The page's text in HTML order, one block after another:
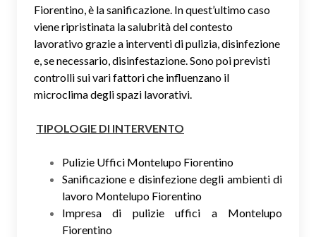
Fiorentino, è la sanificazione. In quest’ultimo caso
viene ripristinata la salubrità del contesto
lavorativo grazie a interventi di pulizia, disinfezione
e, se necessario, disinfestazione. Sono poi previsti
controlli sui vari fattori che influenzano il
microclima degli spazi lavorativi.
TIPOLOGIE DI INTERVENTO
Pulizie Uffici Montelupo Fiorentino
Sanificazione e disinfezione degli ambienti di
lavoro Montelupo Fiorentino
Impresa di pulizie uffici a Montelupo
Fiorentino